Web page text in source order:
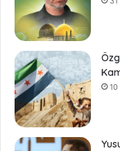
10